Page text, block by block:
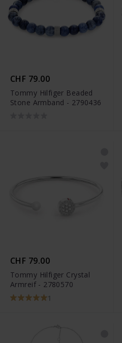
CHF 79.00
Tommy Hilfiger Beaded
Stone Armband - 2790436
CHF 79.00
Tommy Hilfiger Crystal
Armreif - 2780570
1